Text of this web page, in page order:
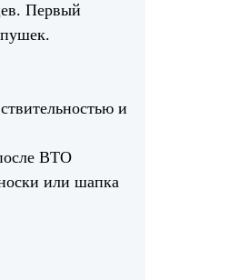
Первый
и
ВТО
или шапка